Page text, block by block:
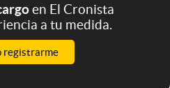
en El Cronista
a tu medida.
registrarme